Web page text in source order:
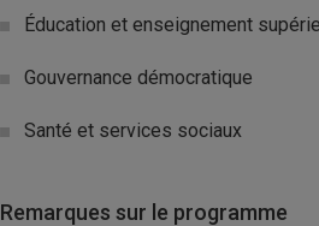
Éducation et enseignement
Gouvernance démocratique
Santé et services sociaux
Remarques sur le programme